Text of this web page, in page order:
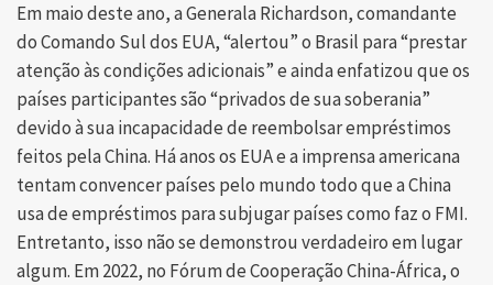
Em maio deste ano, a Generala Richardson, comandante
do Comando Sul dos EUA, “alertou” o Brasil para “prestar
atenção às condições adicionais” e ainda enfatizou que os
países participantes são “privados de sua soberania”
devido à sua incapacidade de reembolsar empréstimos
feitos pela China. Há anos os EUA e a imprensa americana
tentam convencer países pelo mundo todo que a China
usa de empréstimos para subjugar países como faz o FMI.
Entretanto, isso não se demonstrou verdadeiro em lugar
algum. Em 2022, no Fórum de Cooperação China-África, o